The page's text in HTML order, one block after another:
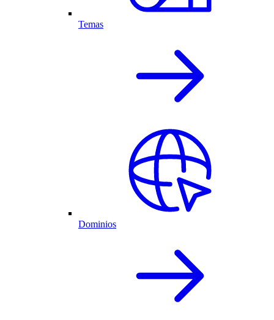
Temas
Dominios